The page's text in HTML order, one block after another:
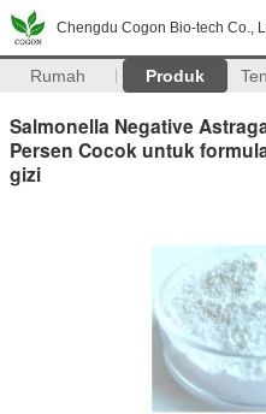
Chengdu Cogon Bio-tech Co.,
Rumah Produk
Salmonella Negative
Persen Cocok untuk
gizi